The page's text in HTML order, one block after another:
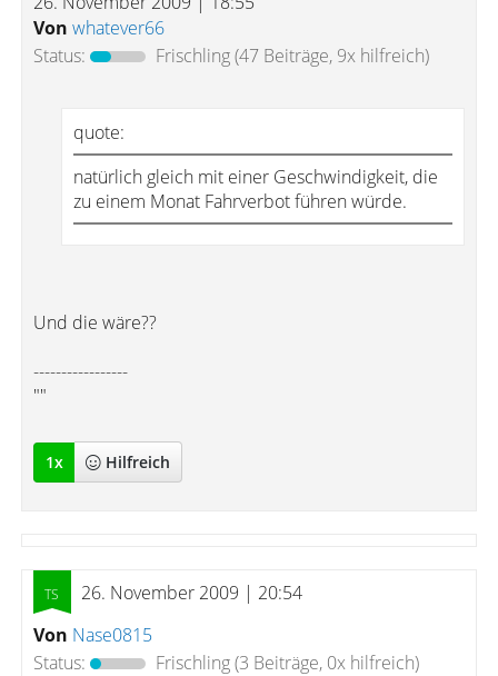
Von whatever66
Status:
Frischling(47 Beiträge, 9x hilfreich)
quote:
natürlich gleich mit einer Geschwindigkeit, die
zu einem Monat Fahrverbot führen würde.
Und die wäre??
-----------------
""
1x Hilfreich
26. November 2009 | 20:54
Von Nase0815
Status:
Frischling(3 Beiträge, 0x hilfreich)